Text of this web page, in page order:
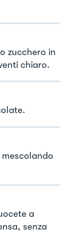
zucchero in
chiaro.
a
senza